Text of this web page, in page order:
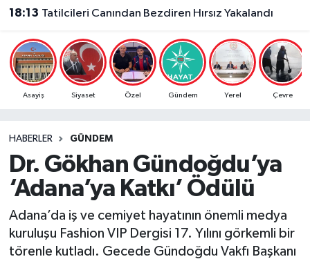
18:13 Tatilcileri Canından Bezdiren Hırsız Yakalandı
Asayiş Siyaset Özel Gündem Yerel Çevre
HABERLER GÜNDEM
Dr. Gökhan Gündoğdu’ya
‘Adana’ya Katkı’ Ödülü
Adana’da iş ve cemiyet hayatının önemli medya
kuruluşu Fashion VIP Dergisi 17. Yılını görkemli bir
törenle kutladı. Gecede Gündoğdu Vakfı Başkanı
Dünya
Eğitim
Gündem
Haber Reklam
Magazin
Özel
Adana Trafik Yoğunluk Haritası
Süper Lig Puan Durumu ve Fikstür
Son Dakika Haberleri
Haber Arşivi